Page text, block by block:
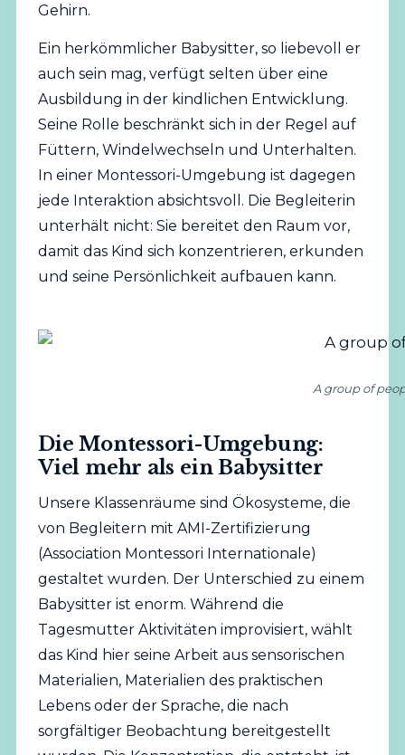
Gehirn.
Ein herkömmlicher Babysitter, so liebevoll er
auch sein mag, verfügt selten über eine
Ausbildung in der kindlichen Entwicklung.
Seine Rolle beschränkt sich in der Regel auf
Füttern, Windelwechseln und Unterhalten.
In einer Montessori-Umgebung ist dagegen
jede Interaktion absichtsvoll. Die Begleiterin
unterhält nicht: Sie bereitet den Raum vor,
damit das Kind sich konzentrieren, erkunden
und seine Persönlichkeit aufbauen kann.
A group of
Die Montessori-Umgebung:
Viel mehr als ein Babysitter
Unsere Klassenräume sind Ökosysteme, die
von Begleitern mit AMI-Zertifizierung
(Association Montessori Internationale)
gestaltet wurden. Der Unterschied zu einem
Babysitter ist enorm. Während die
Tagesmutter Aktivitäten improvisiert, wählt
das Kind hier seine Arbeit aus sensorischen
Materialien, Materialien des praktischen
Lebens oder der Sprache, die nach
sorgfältiger Beobachtung bereitgestellt